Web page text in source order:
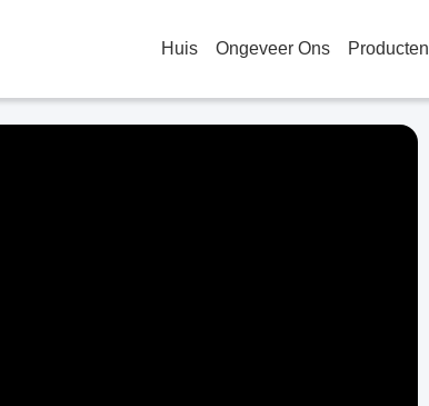
Huis Ongeveer Ons Producten